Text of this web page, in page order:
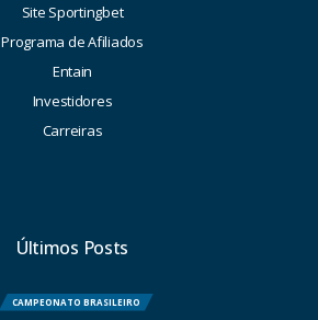
Site Sportingbet
Programa de Afiliados
Entain
Investidores
Carreiras
Últimos Posts
CAMPEONATO BRASILEIRO